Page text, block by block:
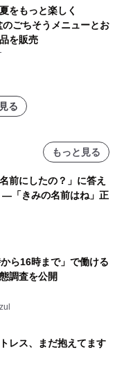
をもっと楽しく
ごちそうメニューとお
を販売
る
もっと見る
前にしたの？」に答え
―「きみの名前はね」正
ら16時まで」で働ける
調査を公開
レス、まだ抱えてます